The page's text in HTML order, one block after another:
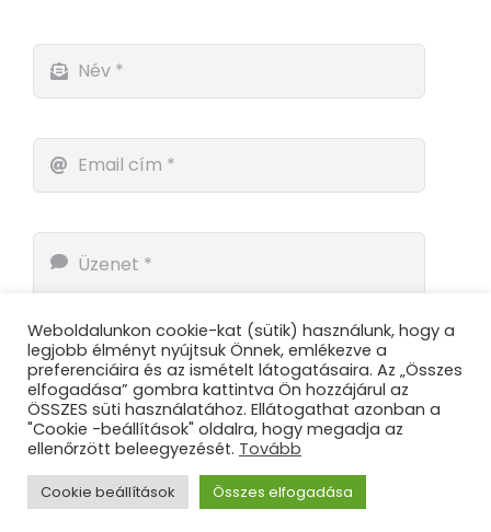
Küldés
Weboldalunkon cookie-kat (sütik) használunk, hogy a
legjobb élményt nyújtsuk Önnek, emlékezve a
preferenciáira és az ismételt látogatásaira. Az „Összes
elfogadása” gombra kattintva Ön hozzájárul az
ÖSSZES süti használatához. Ellátogathat azonban a
"Cookie -beállítások" oldalra, hogy megadja az
ellenőrzött beleegyezését. Tovább
Cookie beállítások Összes elfogadása